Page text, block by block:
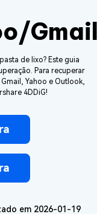
de lixo? Este guia
Para recuperar
Yahoo e Outlook,
4DDiG!
em 2026-01-19